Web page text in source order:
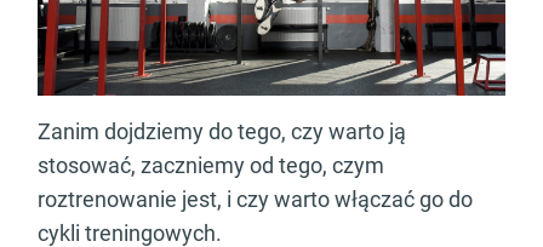
Zanim dojdziemy do tego, czy warto ją
stosować, zaczniemy od tego, czym
roztrenowanie jest, i czy warto włączać go do
cykli treningowych.